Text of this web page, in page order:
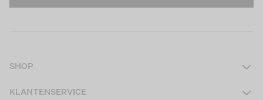
SHOP
KLANTENSERVICE